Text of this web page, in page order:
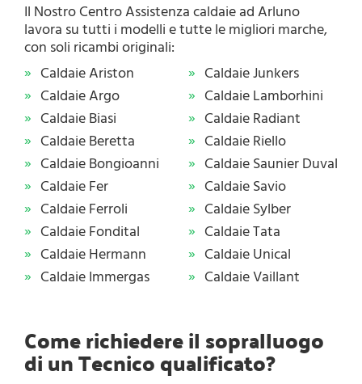
Il Nostro Centro Assistenza caldaie ad Arluno
lavora su tutti i modelli e tutte le migliori marche,
con soli ricambi originali:
Caldaie Ariston
Caldaie Argo
Caldaie Biasi
Caldaie Beretta
Caldaie Bongioanni
Caldaie Fer
Caldaie Ferroli
Caldaie Fondital
Caldaie Hermann
Caldaie Immergas
Caldaie Junkers
Caldaie Lamborhini
Caldaie Radiant
Caldaie Riello
Caldaie Saunier Duval
Caldaie Savio
Caldaie Sylber
Caldaie Tata
Caldaie Unical
Caldaie Vaillant
Come richiedere il sopralluogo
di un Tecnico qualificato?